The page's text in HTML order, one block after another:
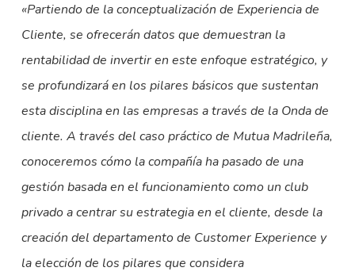
«Partiendo de la conceptualización de Experiencia de
Cliente, se ofrecerán datos que demuestran la
rentabilidad de invertir en este enfoque estratégico, y
se profundizará en los pilares básicos que sustentan
esta disciplina en las empresas a través de la Onda de
cliente. A través del caso práctico de Mutua Madrileña,
conoceremos cómo la compañía ha pasado de una
gestión basada en el funcionamiento como un club
privado a centrar su estrategia en el cliente, desde la
creación del departamento de Customer Experience y
la elección de los pilares que considera